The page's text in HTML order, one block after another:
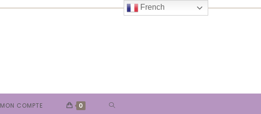
MON COMPTE 0 TOGGLE
French